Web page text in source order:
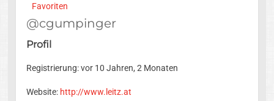
Favoriten
@cgumpinger
Profil
Registrierung: vor 10 Jahren, 2 Monaten
Website: http://www.leitz.at